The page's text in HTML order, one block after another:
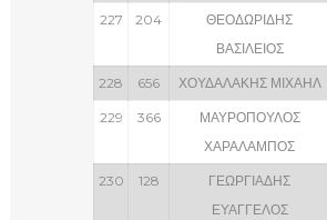
227 204
ΘΕΟΔΩΡΙΔΗΣ
ΒΑΣΙΛΕΙΟΣ
228 656 ΧΟΥΔΑΛΑΚΗΣ ΜΙΧΑΗΛ
229 366
ΜΑΥΡΟΠΟΥΛΟΣ
ΧΑΡΑΛΑΜΠΟΣ
230 128
ΓΕΩΡΓΙΑΔΗΣ
ΕΥΑΓΓΕΛΟΣ